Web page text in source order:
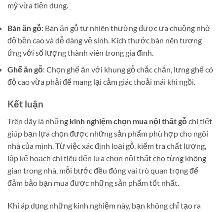
mỹ vừa tiện dụng.
Bàn ăn gỗ: Bàn ăn gỗ tự nhiên thường được ưa chuộng nhờ
độ bền cao và dễ dàng vệ sinh. Kích thước bàn nên tương
ứng với số lượng thành viên trong gia đình.
Ghế ăn gỗ: Chọn ghế ăn với khung gỗ chắc chắn, lưng ghế có
độ cao vừa phải để mang lại cảm giác thoải mái khi ngồi.
Kết luận
Trên đây là những kinh nghiệm chọn mua nội thất gỗchi tiết
giúp bạn lựa chọn được những sản phẩm phù hợp cho ngôi
nhà của mình. Từ việc xác định loại gỗ, kiểm tra chất lượng,
lập kế hoạch chi tiêu đến lựa chọn nội thất cho từng không
gian trong nhà, mỗi bước đều đóng vai trò quan trọng để
đảm bảo bạn mua được những sản phẩm tốt nhất.
Khi áp dụng những kinh nghiệm này, bạn không chỉ tạo ra